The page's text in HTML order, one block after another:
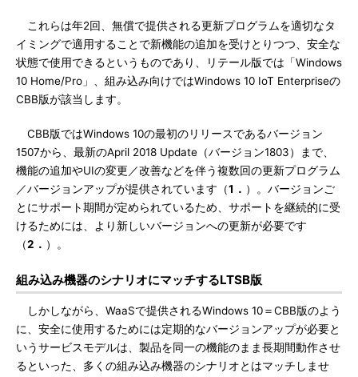
これらは年2回、無償で提供される更新プログラムを適切なタ
イミングで適用することで新機能の追加を受けとりつつ、安全な
状態で使用できるというものであり、リテール版では「Windows
10 Home/Pro」、組み込み向けではWindows 10 IoT Enterpriseの
CBB版が該当します。
CBB版ではWindows 10の最初のリリースであるバージョン
1507から、最新のApril 2018 Update（バージョン1803）まで、
機能の追加やUIの変更／改善などを伴う複数回の更新プログラム
／バージョンアップが提供されています（1． ）。バージョンご
とにサポート期間が定められているため、サポートを継続的に受
けるためには、より新しいバージョンへの更新が必要です
（2． ）。
組み込み機器のシナリオにマッチするLTSB版
しかしながら、WaaSで提供されるWindows 10＝CBB版のよう
に、安全に使用するためには定期的なバージョンアップが必要と
いうサービスモデルは、製品を同一の機能のまま長期間動作させ
るといった、多くの組み込み機器のシナリオとはマッチしませ